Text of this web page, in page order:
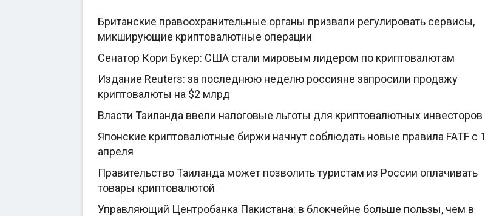
Британские правоохранительные органы призвали регулировать сервисы,
микширующие криптовалютные операции
Сенатор Кори Букер: США стали мировым лидером по криптовалютам
Издание Reuters: за последнюю неделю россияне запросили продажу
криптовалюты на $2 млрд
Власти Таиланда ввели налоговые льготы для криптовалютных инвесторов
Японские криптовалютные биржи начнут соблюдать новые правила FATF с 1
апреля
Правительство Таиланда может позволить туристам из России оплачивать
товары криптовалютой
Управляющий Центробанка Пакистана: в блокчейне больше пользы, чем в